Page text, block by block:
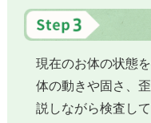
現在のお体の状態
体の動きや固さ、
説しながら検査して